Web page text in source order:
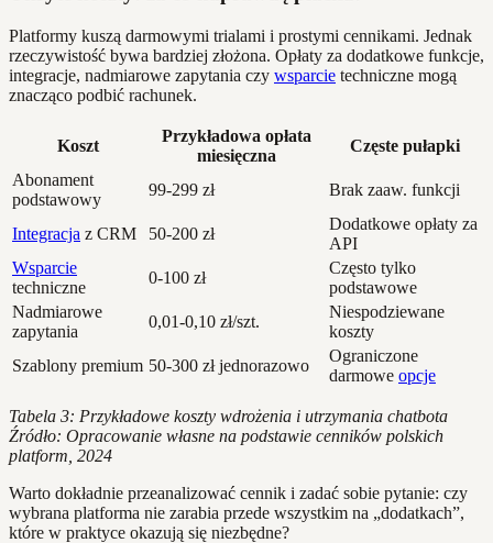
Platformy kuszą darmowymi trialami i prostymi cennikami. Jednak
rzeczywistość bywa bardziej złożona. Opłaty za dodatkowe funkcje,
integracje, nadmiarowe zapytania czy wsparcie techniczne mogą
znacząco podbić rachunek.
Koszt
Przykładowa opłata
miesięczna
Częste pułapki
Abonament
podstawowy
99-299 zł Brak zaaw. funkcji
Integracja z CRM 50-200 zł
Dodatkowe opłaty za
API
Wsparcie
techniczne
0-100 zł
Często tylko
podstawowe
Nadmiarowe
zapytania
0,01-0,10 zł/szt.
Niespodziewane
koszty
Szablony premium 50-300 zł jednorazowo
Ograniczone
darmowe opcje
Tabela 3: Przykładowe koszty wdrożenia i utrzymania chatbota
Źródło: Opracowanie własne na podstawie cenników polskich
platform, 2024
Warto dokładnie przeanalizować cennik i zadać sobie pytanie: czy
wybrana platforma nie zarabia przede wszystkim na „dodatkach”,
które w praktyce okazują się niezbędne?